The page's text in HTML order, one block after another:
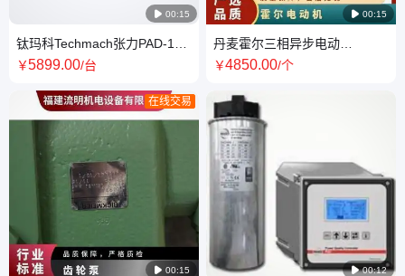
 00:15
钛玛科Techmach张力PAD-11
功率放大器纠偏驱动器检边传
￥5899.00/台
 00:15
在线交易
 00:15
丹麦霍尔三相异步电动
机/HOYER电机/工业/船用
￥4850.00/个
 00:12